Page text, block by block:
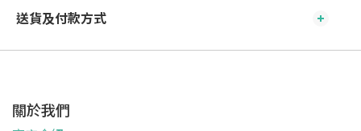
送貨及付款方式
關於我們